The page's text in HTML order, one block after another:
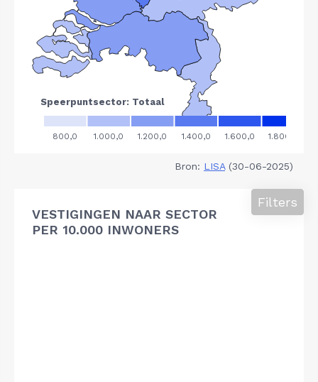
Bron: LISA(30-06-2025)
VESTIGINGEN NAAR SECTOR
PER 10.000 INWONERS
Filters